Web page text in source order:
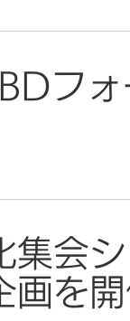
フ
集会
画を